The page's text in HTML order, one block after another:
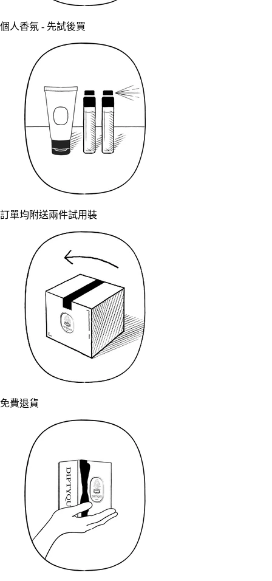
個人香氛 - 先試後買
訂單均附送兩件試用裝
免費退貨